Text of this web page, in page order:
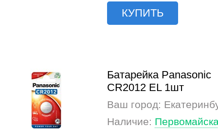
КУПИТЬ
Батарейка Panasonic
CR2012 EL 1шт
Ваш город:
Наличие: